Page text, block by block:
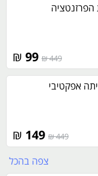
הפרזנטציה
449 ₪
₪
אפקטיבי
449 ₪
₪
צפה בהכל